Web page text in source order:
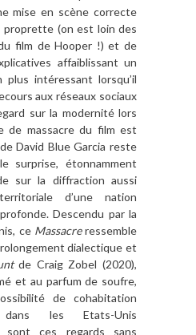
mise en scène correcte
proprette (on est loin des
film de Hooper !) et de
affaiblissant un
plus intéressant lorsqu’il
aux réseaux sociaux
sur la modernité lors
de massacre du film est
David Blue Garcia reste
surprise, étonnamment
sur la diffraction aussi
d’une nation
Descendu par la
ce Massacreressemble
dialectique et
de Craig Zobel (2020),
et au parfum de soufre,
de cohabitation
les Etats-Unis
sont ces regards sans